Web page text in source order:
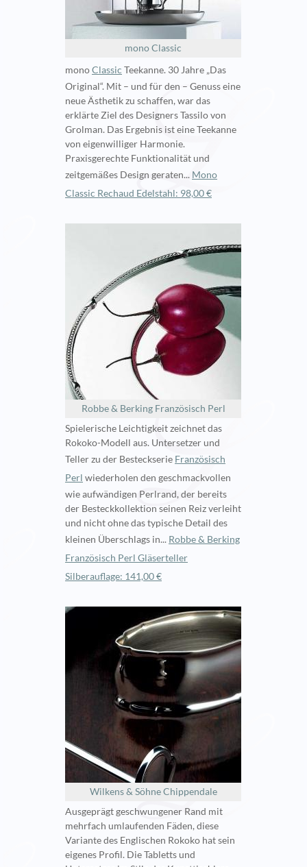
mono Classic
monoClassic Teekanne. 30 Jahre „Das
Original“. Mit – und für den – Genuss eine
neue Ästhetik zu schaffen, war das
erklärte Ziel des Designers Tassilo von
Grolman. Das Ergebnis ist eine Teekanne
von eigenwilliger Harmonie.
Praxisgerechte Funktionalität und
zeitgemäßes Design geraten... Mono
Classic Rechaud Edelstahl: 98,00 €
Robbe & Berking Französisch Perl
Spielerische Leichtigkeit zeichnet das
Rokoko-Modell aus. Untersetzer und
Teller zu der Besteckserie Französisch
Perl wiederholen den geschmackvollen
wie aufwändigen Perlrand, der bereits
der Besteckkollektion seinen Reiz verleiht
und nicht ohne das typische Detail des
kleinen Überschlags in... Robbe & Berking
Französisch Perl Gläserteller
Silberauflage: 141,00 €
Wilkens & Söhne Chippendale
Ausgeprägt geschwungener Rand mit
mehrfach umlaufenden Fäden, diese
Variante des Englischen Rokoko hat sein
eigenes Profil. Die Tabletts und